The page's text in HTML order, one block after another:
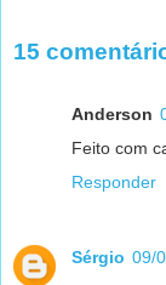
15
Anderson
Feito com
Responder
Sérgio 09/